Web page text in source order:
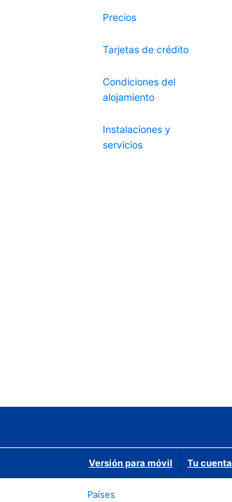
Precios
Tarjetas de crédito
Condiciones del
alojamiento
Instalaciones y
servicios
Versión para móvil Tu cuenta
Países